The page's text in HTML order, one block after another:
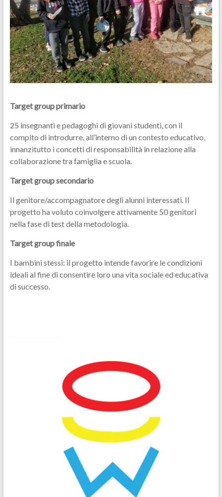
Target group primario
25 insegnanti e pedagoghi di giovani studenti, con il
compito di introdurre, all’interno di un contesto educativo,
innanzitutto i concetti di responsabilità in relazione alla
collaborazione tra famiglia e scuola.
Target group secondario
Il genitore/accompagnatore degli alunni interessati. Il
progetto ha voluto coinvolgere attivamente 50 genitori
nella fase di test della metodologia.
Target group finale
I bambini stessi: il progetto intende favorire le condizioni
ideali al fine di consentire loro una vita sociale ed educativa
di successo.